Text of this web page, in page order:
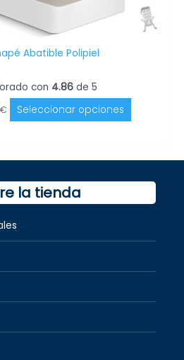
Abatible Polipiel
con 4.86de 5
€ Seleccionar opciones
la tienda